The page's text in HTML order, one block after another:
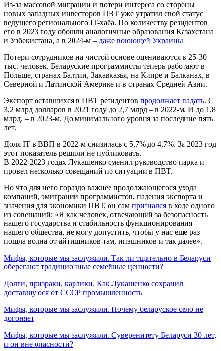
Из-за массовой миграции и потери интереса со стороны
новых западных инвесторов ПВТ уже утратил свой статус
ведущего регионального IT-хаба. По количеству резидентов
его в 2023 году обошли аналогичные образования Казахстана
и Узбекистана, а в 2024-м – даже воюющей Украины.
Потери сотрудников на чистой основе оцениваются в 25-30
тыс. человек. Беларуские программисты теперь работают в
Польше, странах Балтии, Закавказья, на Кипре и Балканах, в
Северной и Латинской Америке и в странах Средней Азии.
Экспорт оставшихся в ПВТ резидентов продолжает падать. С
3,2 млрд долларов в 2021 году до 2,7 млрд – в 2022-м. И до 1,8
млрд. – в 2023-м. До минимального уровня за последние пять
лет.
Доля IT в ВВП в 2022-м снизилась с 5,7% до 4,7%. За 2023 год
этот показатель решили не публиковать.
В 2022-2023 годах Лукашенко сменил руководство парка и
провел несколько совещаний по ситуации в ПВТ.
Но что для него гораздо важнее продолжающегося ухода
компаний, эмиграции программистов, падения экспорта и
значения для экономики ПВТ, он сам признался в ходе одного
из совещаний: «Я как человек, отвечающий за безопасность
нашего государства и стабильность функционирования
нашего общества, не могу допустить, чтобы у нас еще раз
пошла волна от айтишников там, ипэшников и так далее».
Мифы, которые мы заслужили. Так ли тщательно в Беларуси
оберегают традиционные семейные ценности?
Долги, призраки, карлики. Как Лукашенко сохранил
доставшуюся от СССР промышленность
Мифы, которые мы заслужили. Почему беларуское село не
догоняет
Мифы, которые мы заслужили. Суверенитету Беларуси 30 лет,
и он вне опасности?